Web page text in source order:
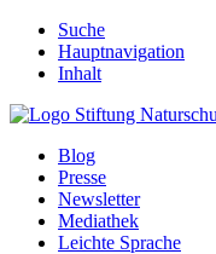
Suche
Hauptnavigation
Inhalt
Blog
Presse
Newsletter
Mediathek
Leichte Sprache